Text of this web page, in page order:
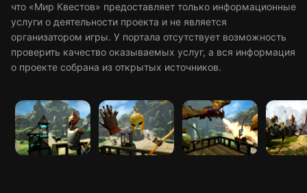
что «Мир Квестов» предоставляет только информационные
услуги о деятельности проекта и не является
организатором игры. У портала отсутствует возможность
проверить качество оказываемых услуг, а вся информация
о проекте собрана из открытых источников.